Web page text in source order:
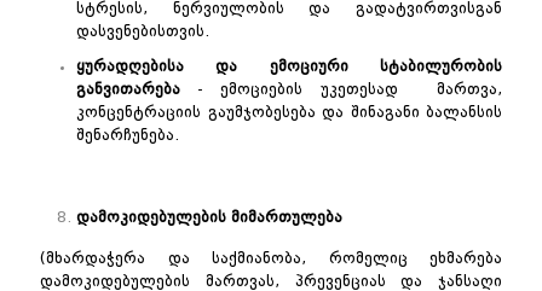
სტრესის, ნერვიულობის და გადატვირთვისგან
დასვენებისთვის.
ყურადღებისა და ემოციური
სტაბილურობის
განვითარება - ემოციების უკეთესად მართვა,
კონცენტრაციის გაუმჯობესება და შინაგანი ბალანსის
შენარჩუნება.
დამოკიდებულების მიმართულება
(მხარდაჭერა და საქმიანობა, რომელიც ეხმარება
დამოკიდებულების მართვას, პრევენციას და ჯანსაღი